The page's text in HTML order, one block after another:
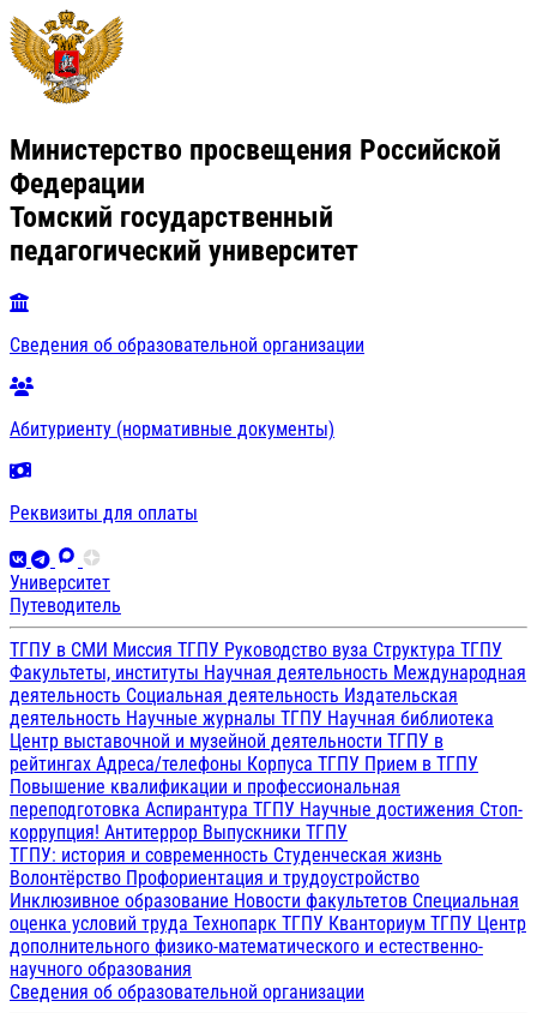
Министерство просвещения Российской
Федерации
Томский государственный
педагогический университет
Сведения об образовательной организации
Абитуриенту (нормативные документы)
Реквизиты для оплаты
Университет
Путеводитель
ТГПУ в СМИ Миссия ТГПУ Руководство вуза Структура ТГПУ
Факультеты, институты Научная деятельность Международная
деятельность Социальная деятельность Издательская
деятельность Научные журналы ТГПУ Научная библиотека
Центр выставочной и музейной деятельности ТГПУ в
рейтингах Адреса/телефоны Корпуса ТГПУ Прием в ТГПУ
Повышение квалификации и профессиональная
переподготовка Аспирантура ТГПУ Научные достижения Стоп-
коррупция! Антитеррор Выпускники ТГПУ
ТГПУ: история и современность Студенческая жизнь
Волонтёрство Профориентация и трудоустройство
Инклюзивное образование Новости факультетов Специальная
оценка условий труда Технопарк ТГПУ Кванториум ТГПУ Центр
дополнительного физико-математического и естественно-
научного образования
Сведения об образовательной организации